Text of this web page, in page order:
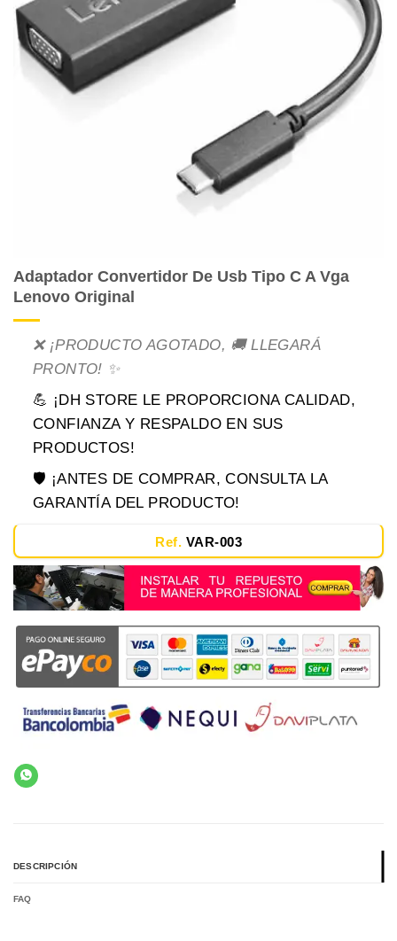
Adaptador Convertidor De Usb Tipo C A Vga
Lenovo Original
❌ ¡PRODUCTO AGOTADO, 🚚 LLEGARÁ
PRONTO! ✨
💪 ¡DH STORE LE PROPORCIONA CALIDAD,
CONFIANZA Y RESPALDO EN SUS
PRODUCTOS!
🛡️ ¡ANTES DE COMPRAR, CONSULTA LA
GARANTÍA DEL PRODUCTO!
Ref. VAR-003
DESCRIPCIÓN
FAQ